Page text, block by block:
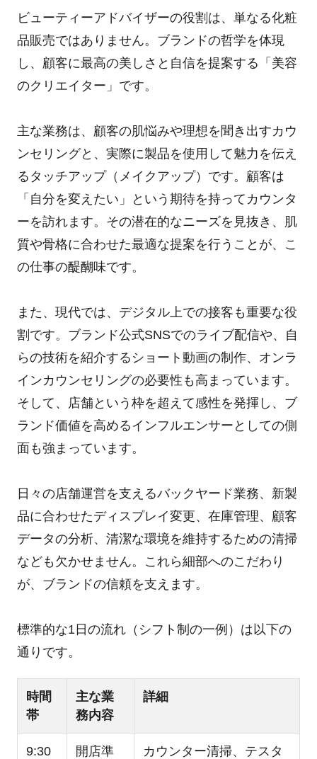
ビューティーアドバイザーの役割は、単なる化粧
品販売ではありません。ブランドの哲学を体現
し、顧客に最高の美しさと自信を提案する「美容
のクリエイター」です。
主な業務は、顧客の肌悩みや理想を聞き出すカウ
ンセリングと、実際に製品を使用して魅力を伝え
るタッチアップ（メイクアップ）です。顧客は
「自分を変えたい」という期待を持ってカウンタ
ーを訪れます。その潜在的なニーズを見抜き、肌
質や骨格に合わせた最適な提案を行うことが、こ
の仕事の醍醐味です。
また、現代では、デジタル上での接客も重要な役
割です。ブランド公式SNSでのライブ配信や、自
らの技術を紹介するショート動画の制作、オンラ
インカウンセリングの必要性も高まっています。
そして、店舗という枠を超えて感性を発揮し、ブ
ランド価値を高めるインフルエンサーとしての側
面も強まっています。
日々の店舗運営を支えるバックヤード業務、新製
品に合わせたディスプレイ変更、在庫管理、顧客
データの分析、清潔な環境を維持するための清掃
なども欠かせません。これら細部へのこだわり
が、ブランドの信頼を支えます。
標準的な1日の流れ（シフト制の一例）は以下の
通りです。
時間
帯
主な業
務内容
詳細
9:30 開店準 カウンター清掃、テスタ